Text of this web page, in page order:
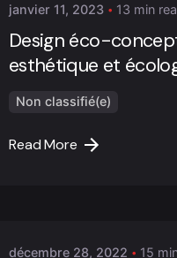
janvier 11, 2023 13 min
Design éco-
esthétique et
Non classifié(e)
Read More
décembre 28, 2022 15